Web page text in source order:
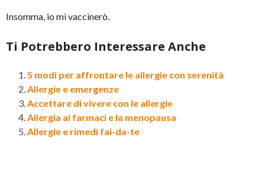
Insomma, io mi vaccinerò.
Ti Potrebbero Interessare Anche
5 modi per affrontare le allergie con serenità
Allergie e emergenze
Accettare di vivere con le allergie
Allergia ai farmaci e la menopausa
Allergie e rimedi fai-da-te